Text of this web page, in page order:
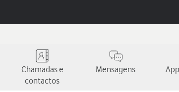
Chamadas e
contactos
Mensagens